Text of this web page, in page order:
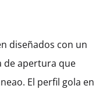
diseñados con un
de apertura que
El perfil gola en